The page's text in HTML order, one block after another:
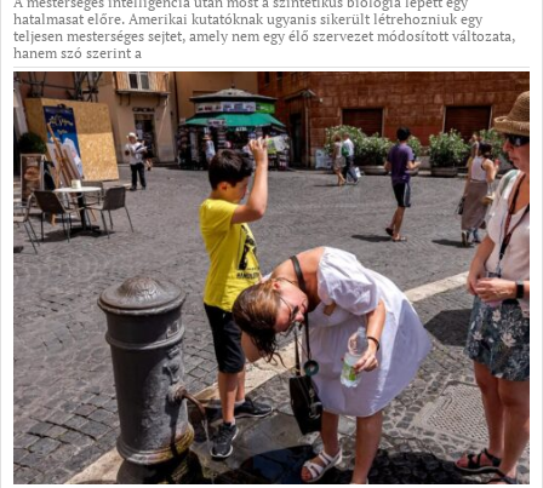
hatalmasat előre. Amerikai kutatóknak ugyanis sikerült létrehozniuk egy
teljesen mesterséges sejtet, amely nem egy élő szervezet módosított változata,
hanem szó szerint a